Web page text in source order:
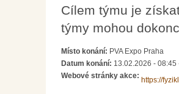
Cílem týmu je
týmy mohou
Místo konání: PVA Expo Praha
Datum konání: 13.02.2026 - 08:45
Webové stránky akce:
https://